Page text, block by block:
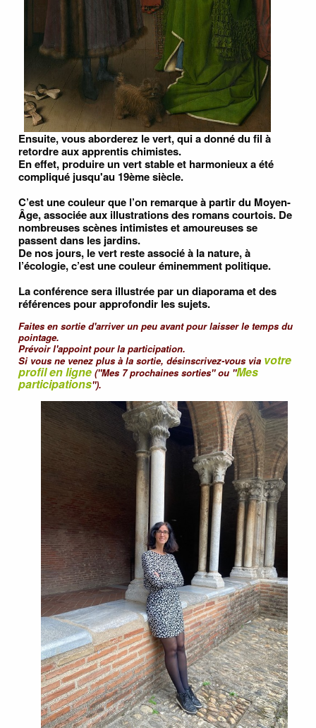
Ensuite, vous aborderez le vert, qui a donné du fil à
retordre aux apprentis chimistes.
En effet, produire un vert stable et harmonieux a été
compliqué jusqu'au 19ème siècle.
C’est une couleur que l’on remarque à partir du Moyen-
Âge, associée aux illustrations des romans courtois. De
nombreuses scènes intimistes et amoureuses se
passent dans les jardins.
De nos jours, le vert reste associé à la nature, à
l’écologie, c’est une couleur éminemment politique.
La conférence sera illustrée par un diaporama et des
références pour approfondir les sujets.
Faites en sortie d'arriver un peu avant pour laisser le temps du
pointage.
Prévoir l'appoint pour la participation.
Si vous ne venez plus à la sortie, désinscrivez-vous via votre
profil en ligne ("Mes 7 prochaines sorties" ou "Mes
participations").